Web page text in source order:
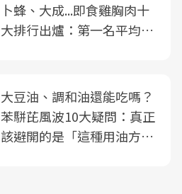
卜蜂、大成...即食雞胸肉十
大排行出爐：第一名平均一
大豆油、調和油還能吃嗎？
苯駢芘風波10大疑問：真正
該避開的是「這種用油方